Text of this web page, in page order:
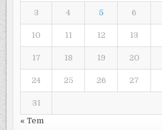
3 4 5 6
10 11 12 13
17 18 19 20
24 25 26 27
31
« Tem